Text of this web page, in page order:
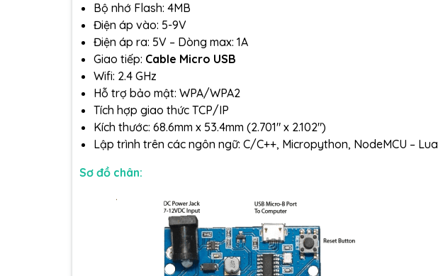
Bộ nhớ Flash: 4MB
Điện áp vào: 5-9V
Điện áp ra: 5V – Dòng max: 1A
Giao tiếp: Cable Micro USB
Wifi: 2.4 GHz
Hỗ trợ bảo mật: WPA/WPA2
Tích hợp giao thức TCP/IP
Kích thước: 68.6mm x 53.4mm (2.701″ x 2.102″)
Lập trình trên các ngôn ngữ: C/C++, Micropython, NodeMCU – Lua
Sơ đồ chân: